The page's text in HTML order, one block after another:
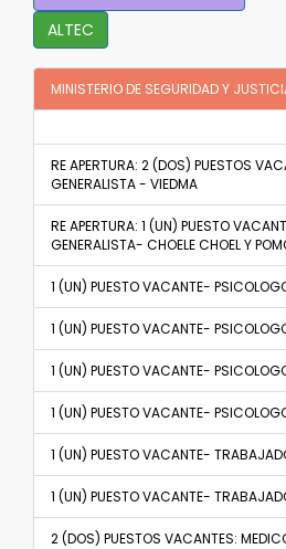
ALTEC
MINISTERIO DE SEGURIDAD Y
RE APERTURA: 2 (DOS) PUESTOS
GENERALISTA - VIEDMA
RE APERTURA: 1 (UN) PUESTO
GENERALISTA- CHOELE CHOEL Y
1 (UN) PUESTO VACANTE-
1 (UN) PUESTO VACANTE-
1 (UN) PUESTO VACANTE-
1 (UN) PUESTO VACANTE-
1 (UN) PUESTO VACANTE-
1 (UN) PUESTO VACANTE-
2 (DOS) PUESTOS VACANTES: